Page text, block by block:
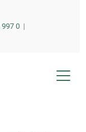
997 0|